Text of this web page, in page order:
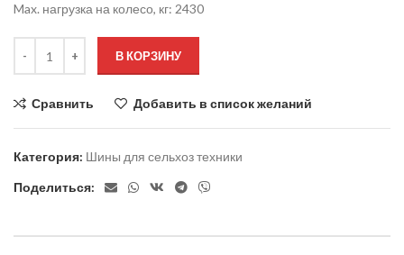
Max. нагрузка на колесо, кг: 2430
В КОРЗИНУ
Сравнить Добавить в список желаний
Категория: Шины для сельхоз техники
Поделиться: